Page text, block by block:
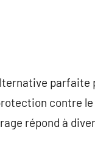
contre
répond à